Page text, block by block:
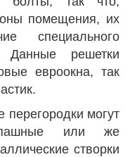
помещения, их
специального
Данные решетки
евроокна, так
могут
или же
створки